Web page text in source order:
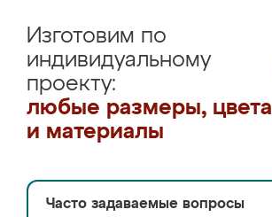
Изготовим по
индивидуальному
проекту:
любые размеры, цвета
и материалы
Часто задаваемые вопросы